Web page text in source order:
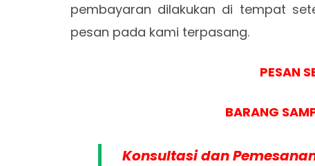
pembayaran dilakukan di tempat
pesan pada kami terpasang.
PESAN
BARANG
Konsultasi dan